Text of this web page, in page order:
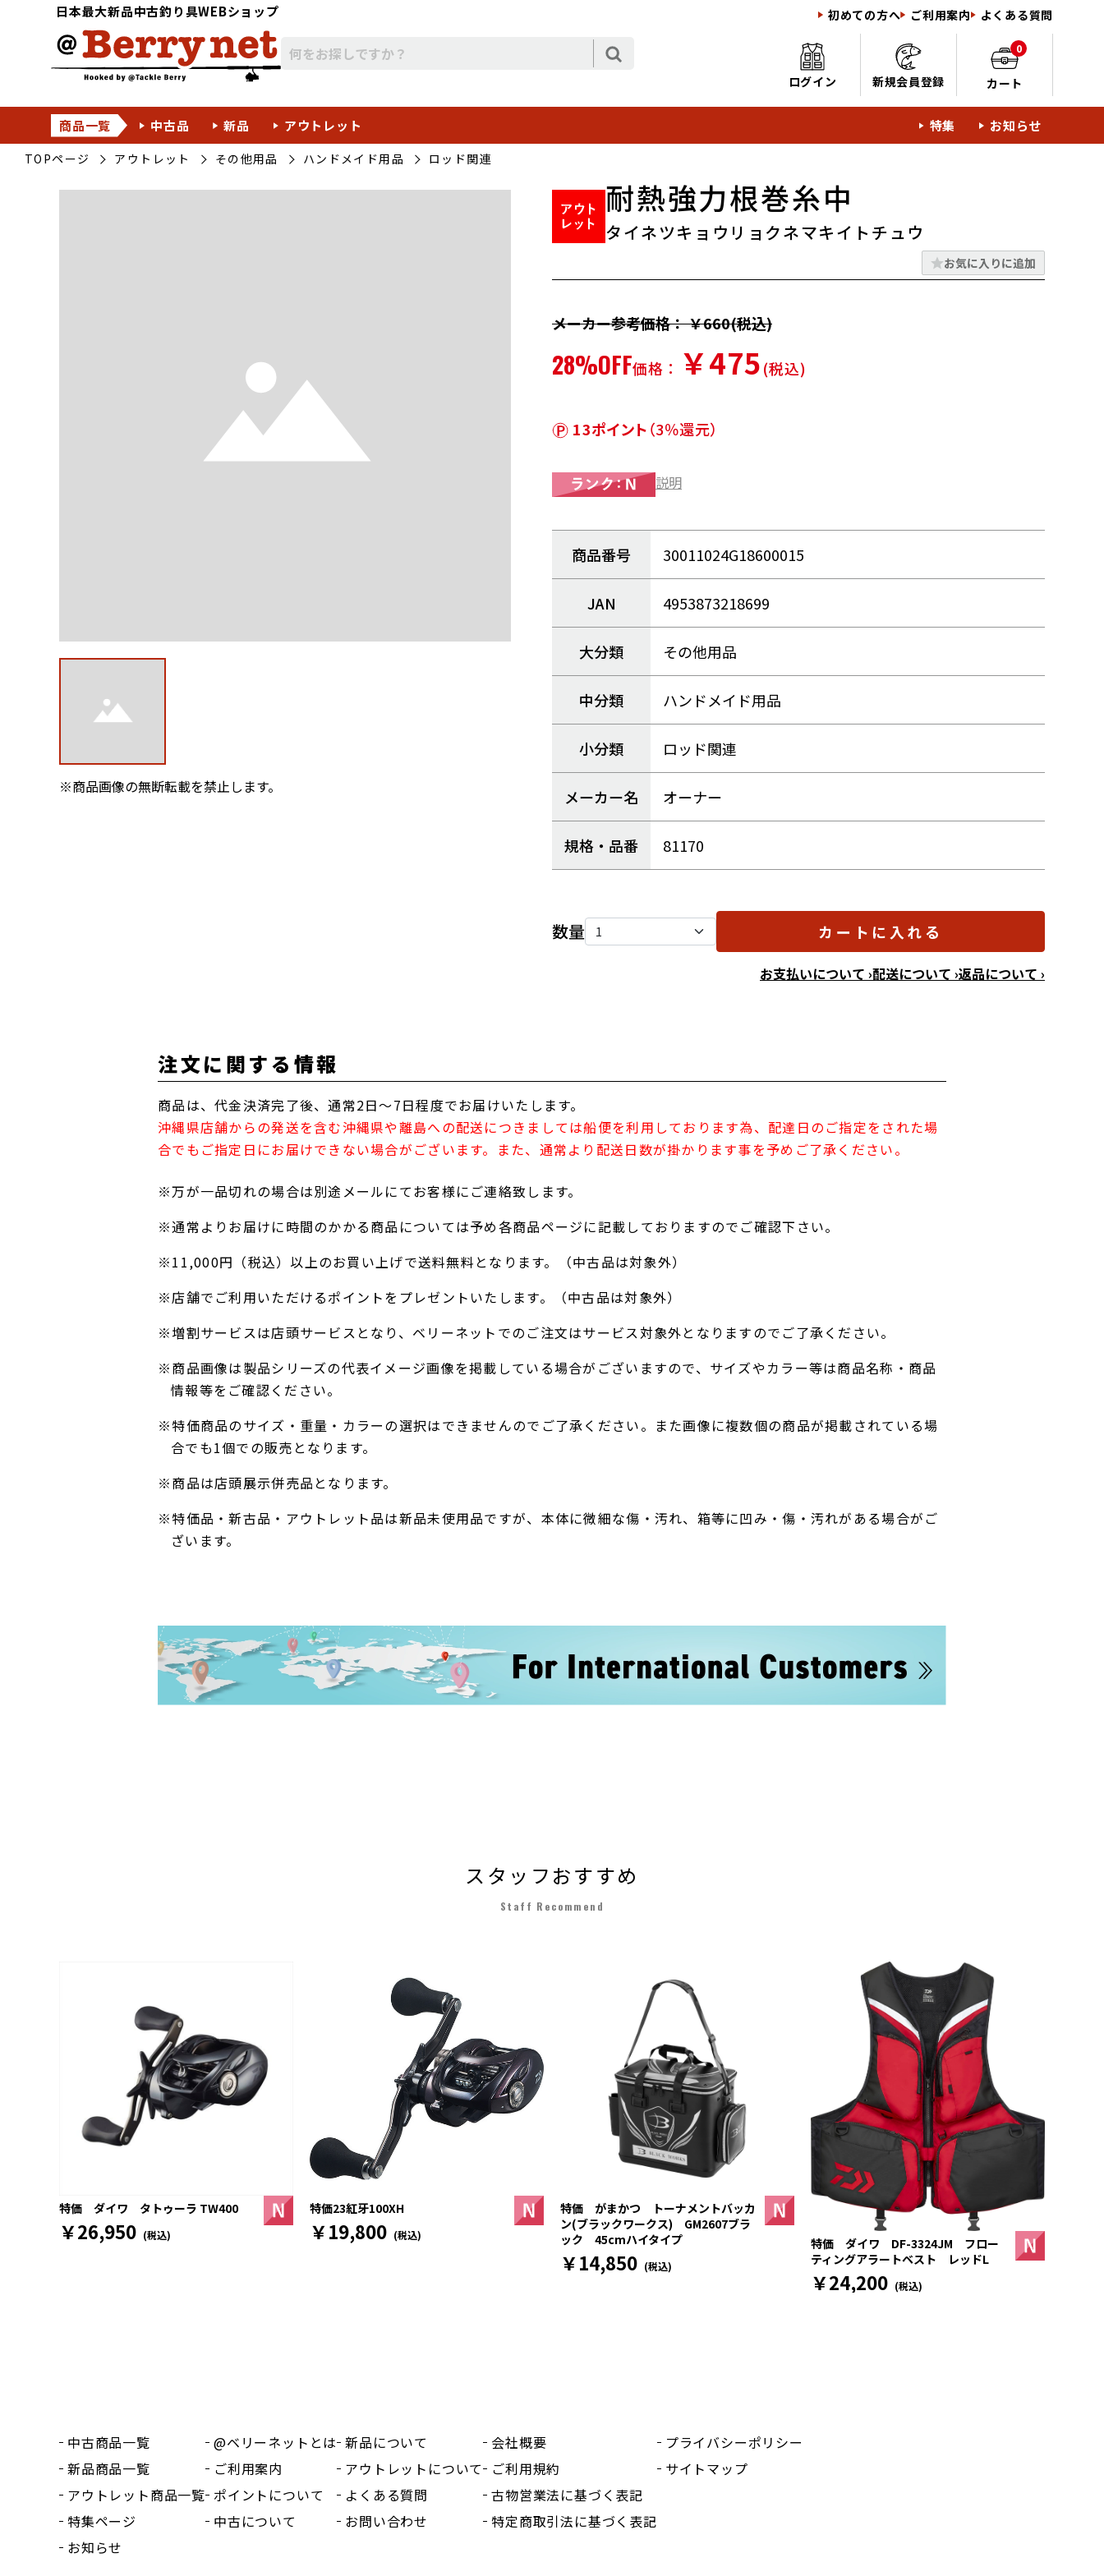
日本最大新品中古釣り具WEBショップ 初めての方へ ご利用案内 よくある質問
ログイン 新規会員登録
0
カート
商品一覧 中古品 新品 アウトレット 特集 お知らせ
TOPページ アウトレット その他用品 ハンドメイド用品 ロッド関連
※商品画像の無断転載を禁止します。
耐熱強力根巻糸中
タイネツキョウリョクネマキイトチュウ
お気に入りに追加
メーカー参考価格： ￥660(税込)
28%OFF価格： ￥475(税込)
13ポイント（3％還元）
説明
商品番号 30011024G18600015
JAN 4953873218699
大分類 その他用品
中分類 ハンドメイド用品
小分類 ロッド関連
メーカー名 オーナー
規格・品番 81170
数量 カートに入れる
お支払いについて ›配送について ›返品について ›
注文に関する情報
商品は、代金決済完了後、通常2日～7日程度でお届けいたします。
沖縄県店舗からの発送を含む沖縄県や離島への配送につきましては船便を利用しております為、配達日のご指定をされた場
合でもご指定日にお届けできない場合がございます。また、通常より配送日数が掛かります事を予めご了承ください。
※万が一品切れの場合は別途メールにてお客様にご連絡致します。
※通常よりお届けに時間のかかる商品については予め各商品ページに記載しておりますのでご確認下さい。
※11,000円（税込）以上のお買い上げで送料無料となります。（中古品は対象外）
※店舗でご利用いただけるポイントをプレゼントいたします。（中古品は対象外）
※増割サービスは店頭サービスとなり、ベリーネットでのご注文はサービス対象外となりますのでご了承ください。
※商品画像は製品シリーズの代表イメージ画像を掲載している場合がございますので、サイズやカラー等は商品名称・商品
情報等をご確認ください。
※特価商品のサイズ・重量・カラーの選択はできませんのでご了承ください。また画像に複数個の商品が掲載されている場
合でも1個での販売となります。
※商品は店頭展示併売品となります。
※特価品・新古品・アウトレット品は新品未使用品ですが、本体に微細な傷・汚れ、箱等に凹み・傷・汚れがある場合がご
ざいます。
スタッフおすすめ
Staff Recommend
特価 ダイワ タトゥーラ TW400
￥26,950 (税込)
特価23紅牙100XH
￥19,800 (税込)
特価 がまかつ トーナメントバッカ
ン(ブラックワークス) GM2607ブラ
ック 45cmハイタイプ
￥14,850 (税込)
特価 ダイワ DF-3324JM フロー
ティングアラートベスト レッドL
￥24,200 (税込)
中古商品一覧
新品商品一覧
アウトレット商品一覧
特集ページ
お知らせ
@ベリーネットとは
ご利用案内
ポイントについて
中古について
新品について
アウトレットについて
よくある質問
お問い合わせ
会社概要
ご利用規約
古物営業法に基づく表記
特定商取引法に基づく表記
プライバシーポリシー
サイトマップ